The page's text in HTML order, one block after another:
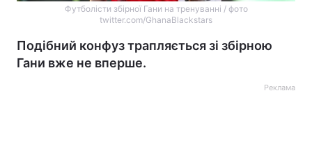
Футболісти збірної Гани на тренуванні / фото
twitter.com/GhanaBlackstars
Подібний конфуз трапляється зі збірною
Гани вже не вперше.
Реклама